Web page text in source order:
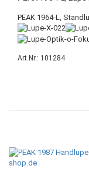
PEAK 1964-L,
Art.Nr.: 101284